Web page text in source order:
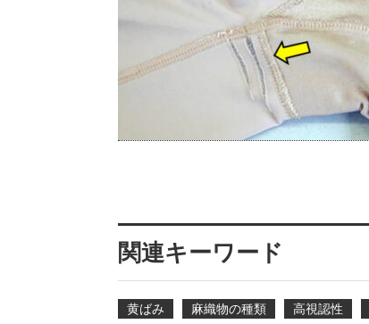
関連キーワード
黄ばみ 麻織物の種類 高視認性